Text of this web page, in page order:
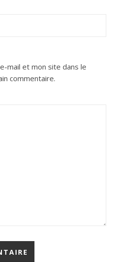
mail et mon site dans le
commentaire.